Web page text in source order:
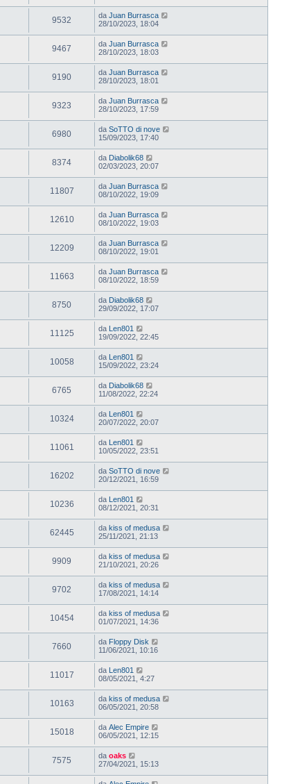
9532 da Juan Burrasca
28/10/2023, 18:04
9467 da Juan Burrasca
28/10/2023, 18:03
9190 da Juan Burrasca
28/10/2023, 18:01
9323 da Juan Burrasca
28/10/2023, 17:59
6980 da SoTTO di nove
15/09/2023, 17:40
8374 da Diabolik68
02/03/2023, 20:07
11807 da Juan Burrasca
08/10/2022, 19:09
12610 da Juan Burrasca
08/10/2022, 19:03
12209 da Juan Burrasca
08/10/2022, 19:01
11663 da Juan Burrasca
08/10/2022, 18:59
8750 da Diabolik68
29/09/2022, 17:07
11125 da Len801
19/09/2022, 22:45
10058 da Len801
15/09/2022, 23:24
6765 da Diabolik68
11/08/2022, 22:24
10324 da Len801
20/07/2022, 20:07
11061 da Len801
10/05/2022, 23:51
16202 da SoTTO di nove
20/12/2021, 16:59
10236 da Len801
08/12/2021, 20:31
62445 da kiss of medusa
25/11/2021, 21:13
9909 da kiss of medusa
21/10/2021, 20:26
9702 da kiss of medusa
17/08/2021, 14:14
10454 da kiss of medusa
01/07/2021, 14:36
7660 da Floppy Disk
11/06/2021, 10:16
11017 da Len801
08/05/2021, 4:27
10163 da kiss of medusa
06/05/2021, 20:58
15018 da Alec Empire
06/05/2021, 12:15
7575 da oaks
27/04/2021, 15:13